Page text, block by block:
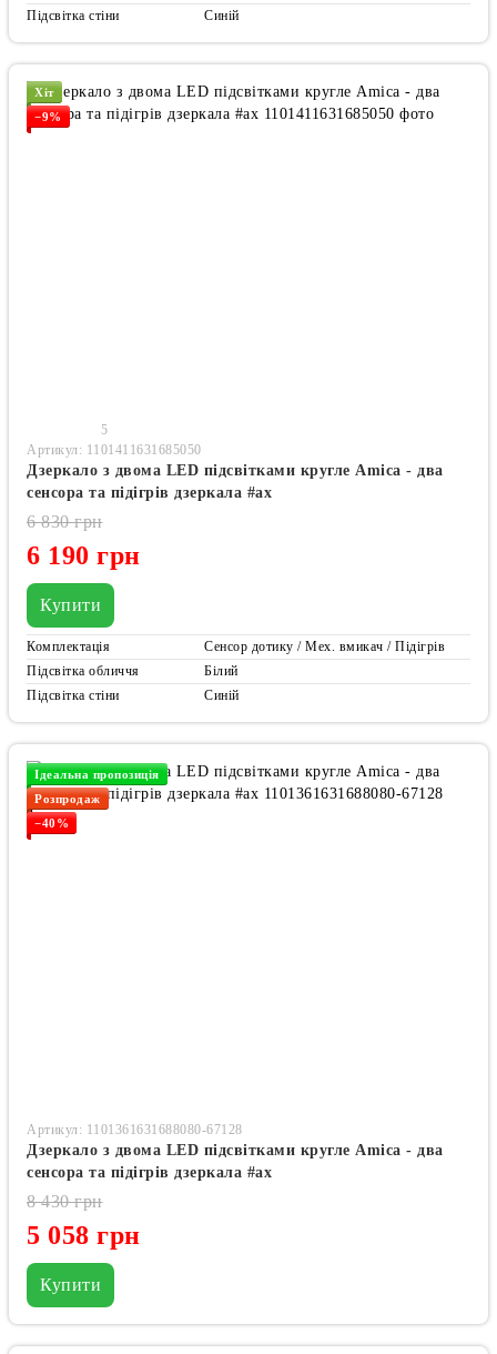
Підсвітка стіни
Синій
Хіт
−9%
5
Артикул: 1101411631685050
Дзеркало з двома LED підсвітками кругле Amica - два
сенсора та підігрів дзеркала #ax
6 190 грн
6 830 грн
Купити
Комплектація
Сенсор дотику / Мех. вмикач / Підігрів
Підсвітка обличчя
Білий
Підсвітка стіни
Синій
Ідеальна пропозиція
Розпродаж
−40%
Артикул: 1101361631688080-67128
Дзеркало з двома LED підсвітками кругле Amica - два
сенсора та підігрів дзеркала #ax
5 058 грн
8 430 грн
Купити